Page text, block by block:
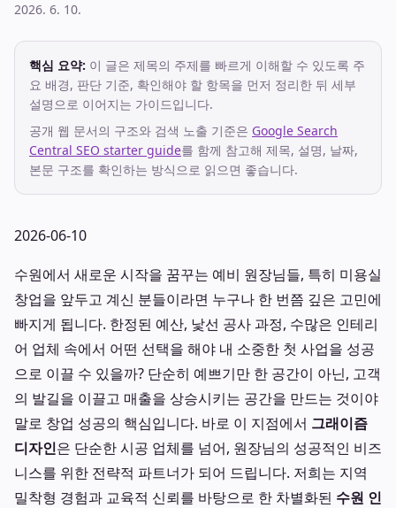
2026. 6. 10.
핵심 요약: 이 글은 제목의 주제를 빠르게 이해할 수 있도록 주
요 배경, 판단 기준, 확인해야 할 항목을 먼저 정리한 뒤 세부
설명으로 이어지는 가이드입니다.
공개 웹 문서의 구조와 검색 노출 기준은 Google Search
Central SEO starter guide를 함께 참고해 제목, 설명, 날짜,
본문 구조를 확인하는 방식으로 읽으면 좋습니다.
2026-06-10
수원에서 새로운 시작을 꿈꾸는 예비 원장님들, 특히 미용실
창업을 앞두고 계신 분들이라면 누구나 한 번쯤 깊은 고민에
빠지게 됩니다. 한정된 예산, 낯선 공사 과정, 수많은 인테리
어 업체 속에서 어떤 선택을 해야 내 소중한 첫 사업을 성공
으로 이끌 수 있을까? 단순히 예쁘기만 한 공간이 아닌, 고객
의 발길을 이끌고 매출을 상승시키는 공간을 만드는 것이야
말로 창업 성공의 핵심입니다. 바로 이 지점에서 그래이즘
디자인은 단순한 시공 업체를 넘어, 원장님의 성공적인 비즈
니스를 위한 전략적 파트너가 되어 드립니다. 저희는 지역
밀착형 경험과 교육적 신뢰를 바탕으로 한 차별화된 수원 인